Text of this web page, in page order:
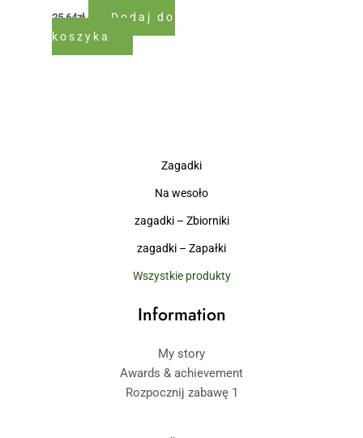
25,64zł
Dodaj do
koszyka
Zagadki
Na wesoło
zagadki – Zbiorniki
zagadki – Zapałki
Wszystkie produkty
Information
My story
Awards & achievement
Rozpocznij zabawę 1